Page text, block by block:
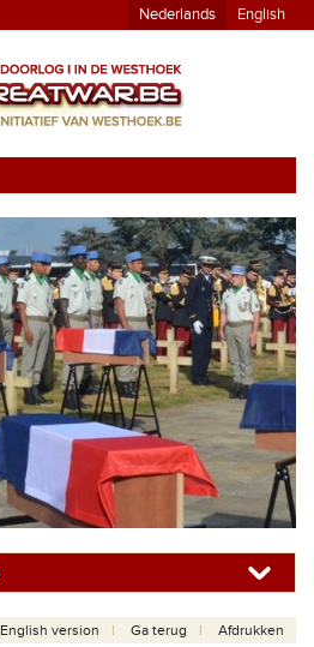
Nederlands English
English version Ga terug Afdrukken